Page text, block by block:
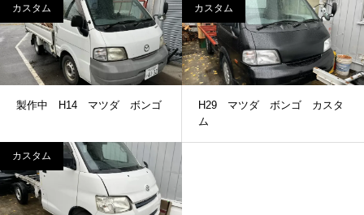
カスタム
製作中 H14 マツダ ボンゴ
カスタム
H29 マツダ ボンゴ カスタ
ム
カスタム